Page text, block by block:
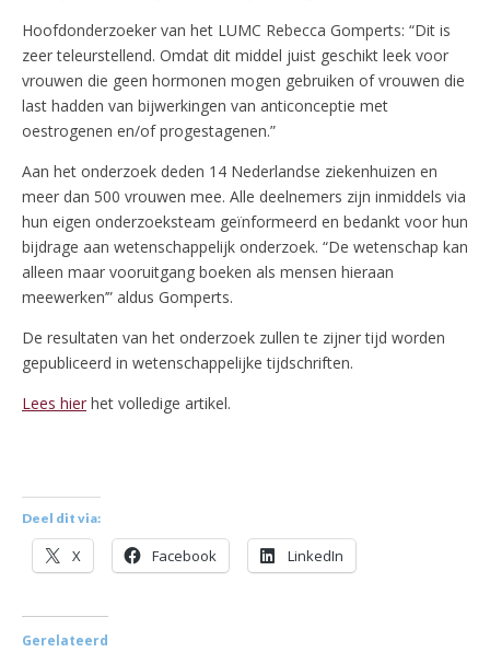
Hoofdonderzoeker van het LUMC Rebecca Gomperts: “Dit is
zeer teleurstellend. Omdat dit middel juist geschikt leek voor
vrouwen die geen hormonen mogen gebruiken of vrouwen die
last hadden van bijwerkingen van anticonceptie met
oestrogenen en/of progestagenen.”
Aan het onderzoek deden 14 Nederlandse ziekenhuizen en
meer dan 500 vrouwen mee. Alle deelnemers zijn inmiddels via
hun eigen onderzoeksteam geïnformeerd en bedankt voor hun
bijdrage aan wetenschappelijk onderzoek. “De wetenschap kan
alleen maar vooruitgang boeken als mensen hieraan
meewerken’” aldus Gomperts.
De resultaten van het onderzoek zullen te zijner tijd worden
gepubliceerd in wetenschappelijke tijdschriften.
Lees hier het volledige artikel.
Deel dit via:
X Facebook LinkedIn
Gerelateerd